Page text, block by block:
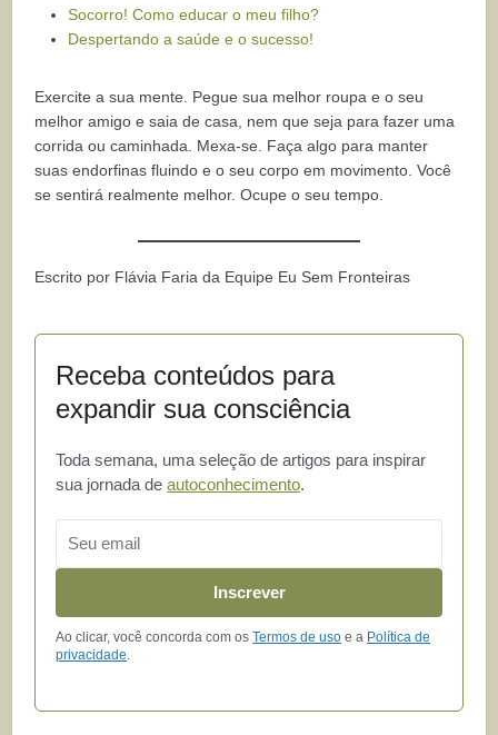
Socorro! Como educar o meu filho?
Despertando a saúde e o sucesso!
Exercite a sua mente. Pegue sua melhor roupa e o seu
melhor amigo e saia de casa, nem que seja para fazer uma
corrida ou caminhada. Mexa-se. Faça algo para manter
suas endorfinas fluindo e o seu corpo em movimento. Você
se sentirá realmente melhor. Ocupe o seu tempo.
Escrito por Flávia Faria da Equipe Eu Sem Fronteiras
Receba conteúdos para
expandir sua consciência
Toda semana, uma seleção de artigos para inspirar
sua jornada deautoconhecimento.
Inscrever
Ao clicar, você concorda com osTermos de uso e a Política de
privacidade